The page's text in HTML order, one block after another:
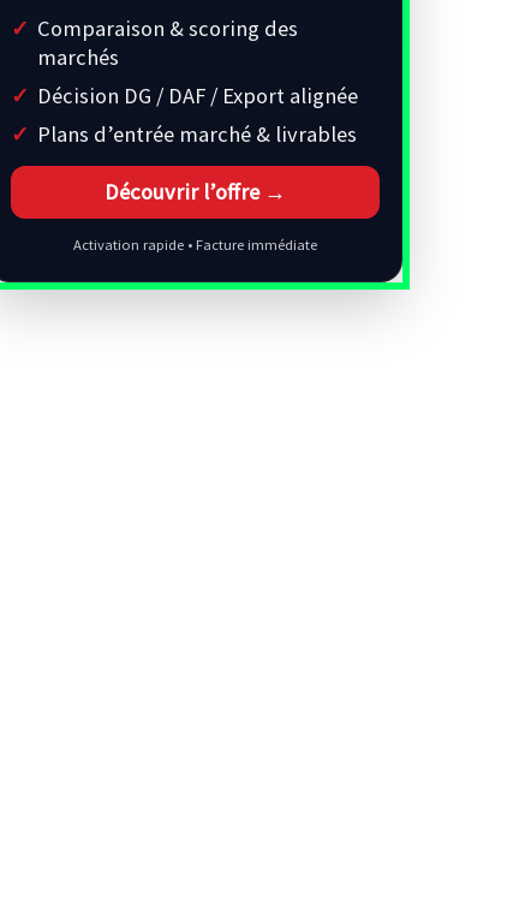
Comparaison & scoring des
marchés
Décision DG / DAF / Export alignée
Plans d’entrée marché & livrables
Découvrir l’offre →
Activation rapide • Facture immédiate